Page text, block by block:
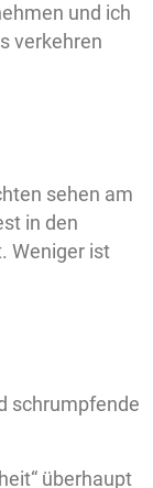
und ich
verkehren
sehen am
in den
Weniger ist
schrumpfende
überhaupt